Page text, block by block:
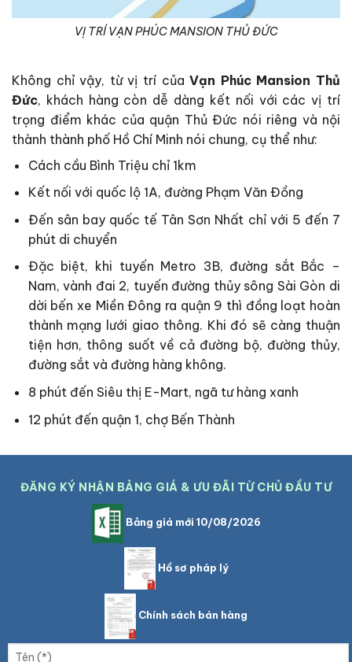
VỊ TRÍ VẠN PHÚC MANSION THỦ ĐỨC
Không chỉ vậy, từ vị trí củaVạn Phúc Mansion Thủ
Đức, khách hàng còn dễ dàng kết nối với các vị trí
trọng điểm khác của quận Thủ Đức nói riêng và nội
thành thành phố Hồ Chí Minh nói chung, cụ thể như:
Cách cầu Bình Triệu chỉ 1km
Kết nối với quốc lộ 1A, đường Phạm Văn Đồng
Đến sân bay quốc tế Tân Sơn Nhất chỉ với 5 đến 7
phút di chuyển
Đặc biệt, khi tuyến Metro 3B, đường sắt Bắc –
Nam, vành đai 2, tuyến đường thủy sông Sài Gòn di
dời bến xe Miền Đông ra quận 9 thì đồng loạt hoàn
thành mạng lưới giao thông. Khi đó sẽ càng thuận
tiện hơn, thông suốt về cả đường bộ, đường thủy,
đường sắt và đường hàng không.
8 phút đến Siêu thị E-Mart, ngã tư hàng xanh
12 phút đến quận 1, chợ Bến Thành
ĐĂNG KÝ NHẬN BẢNG GIÁ & ƯU ĐÃI TỪ CHỦ ĐẦU TƯ
Bảng giá mới 10/08/2026
Hồ sơ pháp lý
Chính sách bán hàng